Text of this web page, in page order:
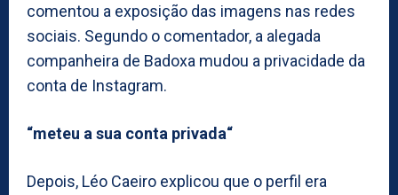
comentou a exposição das imagens nas redes
sociais. Segundo o comentador, a alegada
companheira de Badoxa mudou a privacidade da
conta de Instagram.
“meteu a sua conta privada“
Depois, Léo Caeiro explicou que o perfil era